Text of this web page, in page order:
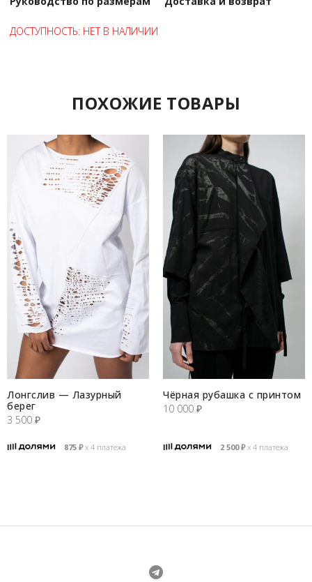
ДОСТУПНОСТЬ: НЕТ В НАЛИЧИИ
ПОХОЖИЕ ТОВАРЫ
Лонгслив — Лазурный
берег
3 500 ₽
875 ₽х 4 платежа
Чёрная рубашка с принтом
10 000 ₽
2 500₽х 4 платежа